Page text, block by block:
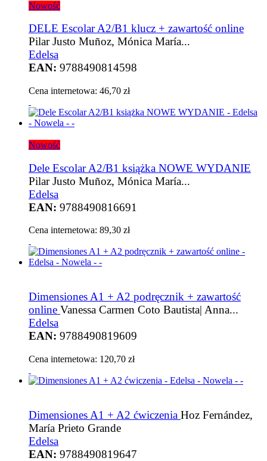
Nowość
DELE Escolar A2/B1 klucz + zawartość online
Pilar Justo Muñoz, Mónica María...
Edelsa
EAN: 9788490814598
Cena internetowa: 46,70 zł
Nowość
Dele Escolar A2/B1 książka NOWE WYDANIE
Pilar Justo Muñoz, Mónica María...
Edelsa
EAN: 9788490816691
Cena internetowa: 89,30 zł
Dimensiones A1 + A2 podręcznik + zawartość
online Vanessa Carmen Coto Bautista| Anna...
Edelsa
EAN: 9788490819609
Cena internetowa: 120,70 zł
Dimensiones A1 + A2 ćwiczenia Hoz Fernández,
María Prieto Grande
Edelsa
EAN: 9788490819647